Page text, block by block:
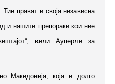
прават и своја независна
и нашите препораки кои ние
вели Ауперле за
Македонија, која е долго